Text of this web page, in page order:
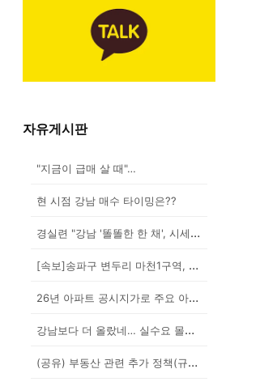
자유게시판
"지금이 급매 살 때"…
현 시점 강남 매수 타이밍은??
경실련 "강남 '똘똘한 한 채', 시세 차익 102억인...
[속보]송파구 변두리 마천1구역, 49층 랜드마크로 날...
26년 아파트 공시지가로 주요 아파트 보유세 시뮬레이션...
강남보다 더 올랐네… 실수요 몰린 이곳은?
(공유) 부동산 관련 추가 정책(규제) 발표 예상됩니다...